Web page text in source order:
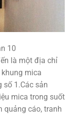
10
là một địa chỉ
mica
số 1.Các sản
mica trong suốt
quảng cáo, tranh